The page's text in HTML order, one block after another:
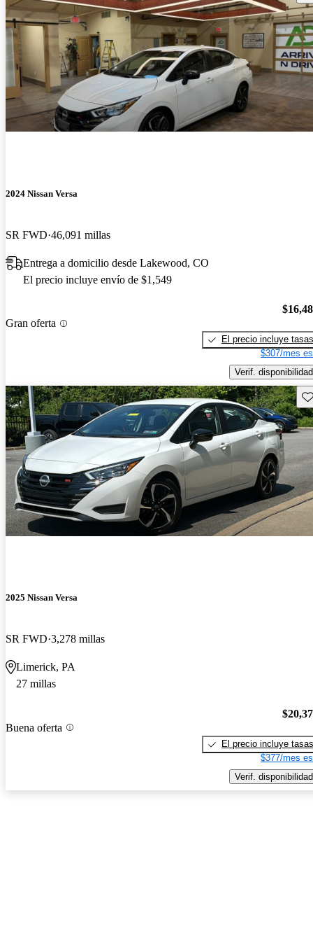
2024 Nissan Versa
SR FWD 46,091 millas
Entrega a domicilio desde Lakewood, CO
El precio incluye envío de $1,549
Gran oferta
El precio incluye tasas
$307/mes
Verif. disponibilidad
2025 Nissan Versa
SR FWD 3,278 millas
Limerick, PA
27 millas
Buena oferta
El precio incluye tasas
$377/mes
Verif. disponibilidad